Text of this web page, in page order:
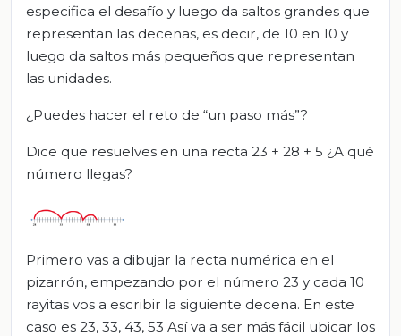
especifica el desafío y luego da saltos grandes que
representan las decenas, es decir, de 10 en 10 y
luego da saltos más pequeños que representan
las unidades.
¿Puedes hacer el reto de “un paso más”?
Dice que resuelves en una recta 23 + 28 + 5 ¿A qué
número llegas?
Primero vas a dibujar la recta numérica en el
pizarrón, empezando por el número 23 y cada 10
rayitas vos a escribir la siguiente decena. En este
caso es 23, 33, 43, 53 Así va a ser más fácil ubicar los